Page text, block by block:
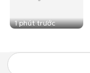
1 phút trước